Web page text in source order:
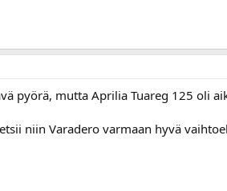
pyörä, mutta Aprilia Tuareg 125 oli
niin Varadero varmaan hyvä